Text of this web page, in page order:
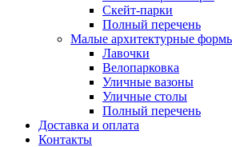
Скейт-парки
Полный перечень
Малые архитектурные
Лавочки
Велопарковка
Уличные вазоны
Уличные столы
Полный перечень
Доставка и оплата
Контакты